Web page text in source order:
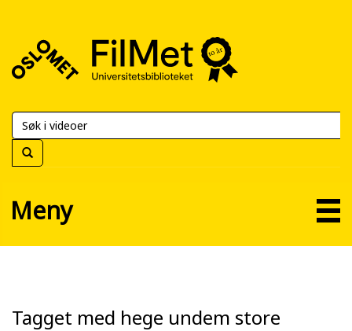
FilMet
Universitetsbiblioteket
Meny
Tagget med hege undem store